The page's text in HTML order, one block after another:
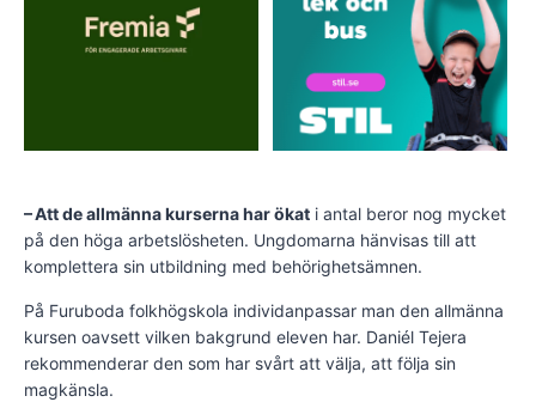
– Att de allmänna kurserna har ökat i antal beror nog mycket
på den höga arbetslösheten. Ungdomarna hänvisas till att
komplettera sin utbildning med behörighetsämnen.
På Furuboda folkhögskola individanpassar man den allmänna
kursen oavsett vilken bakgrund eleven har. Daniél Tejera
rekommenderar den som har svårt att välja, att följa sin
magkänsla.